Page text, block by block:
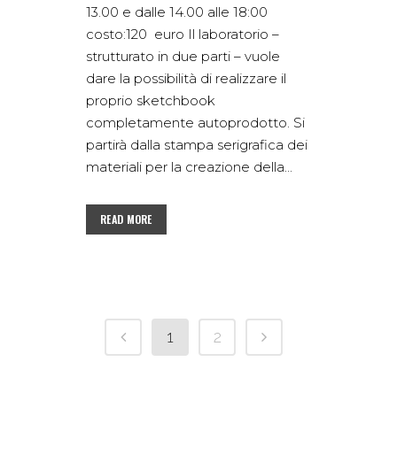
13.00 e dalle 14.00 alle 18:00
costo:120 euro Il laboratorio –
strutturato in due parti – vuole
dare la possibilità di realizzare il
proprio sketchbook
completamente autoprodotto. Si
partirà dalla stampa serigrafica dei
materiali per la creazione della...
READ MORE
1 2